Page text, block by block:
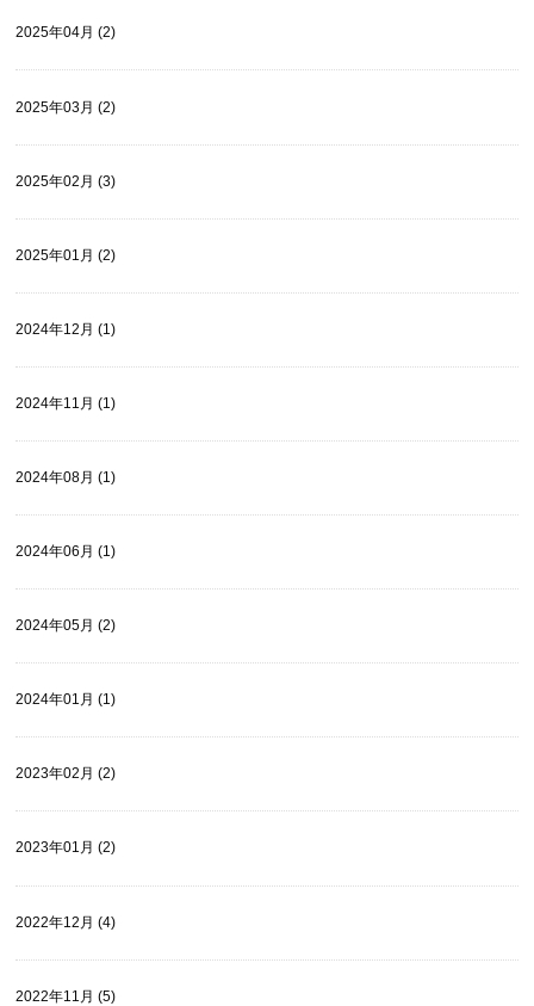
2025年04月 (2)
2025年03月 (2)
2025年02月 (3)
2025年01月 (2)
2024年12月 (1)
2024年11月 (1)
2024年08月 (1)
2024年06月 (1)
2024年05月 (2)
2024年01月 (1)
2023年02月 (2)
2023年01月 (2)
2022年12月 (4)
2022年11月 (5)